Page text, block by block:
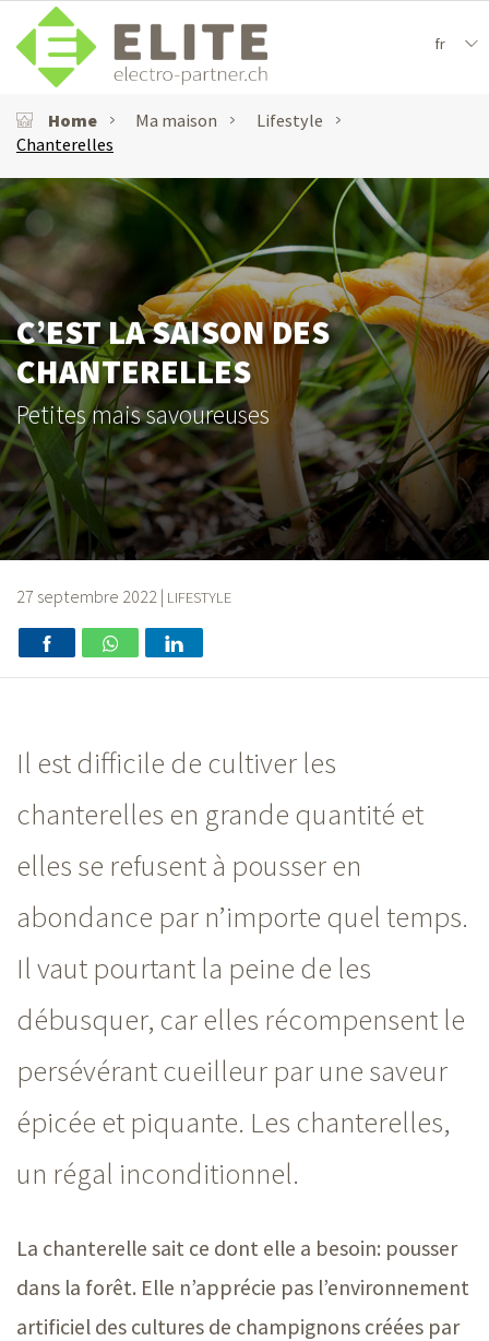
fr
Home Ma maison
Lifestyle
Chanterelles
C’EST LA SAISON DES
CHANTERELLES
Petites mais savoureuses
27 septembre 2022 | LIFESTYLE
Il est difficile de cultiver les
chanterelles en grande quantité et
elles se refusent à pousser en
abondance par n’importe quel temps.
Il vaut pourtant la peine de les
débusquer, car elles récompensent le
persévérant cueilleur par une saveur
épicée et piquante. Les chanterelles,
un régal inconditionnel.
La chanterelle sait ce dont elle a besoin: pousser
dans la forêt. Elle n’apprécie pas l’environnement
artificiel des cultures de champignons créées par